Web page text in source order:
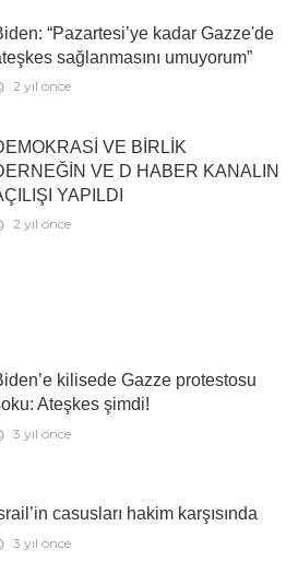
“Pazartesi’ye kadar Gazze'de
sağlanmasını umuyorum”
2 yıl önce
VE BİRLİK
VE D HABER KANALIN
YAPILDI
2 yıl önce
kilisede Gazze protestosu
Ateşkes şimdi!
3 yıl önce
casusları hakim karşısında
3 yıl önce